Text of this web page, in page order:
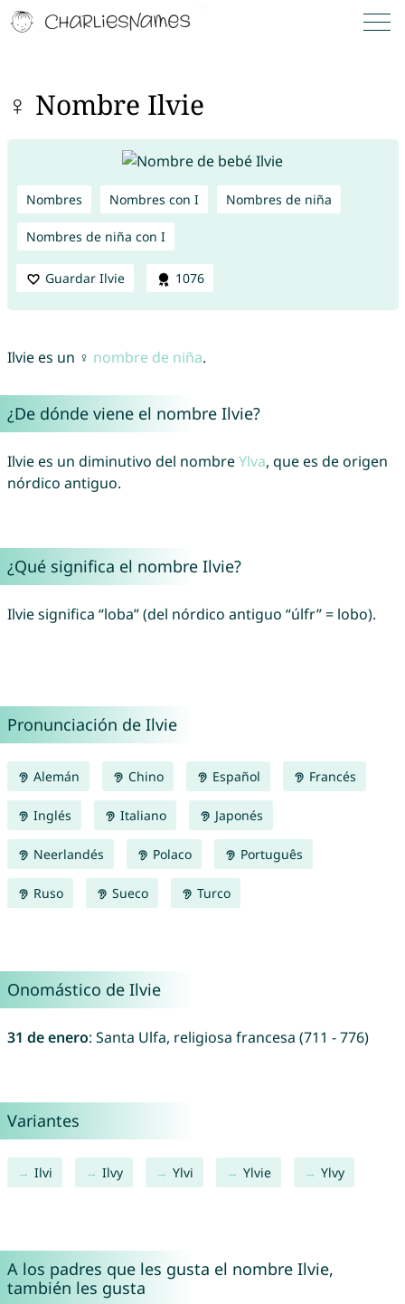
♀ Nombre Ilvie
Nombres Nombres con I Nombres de niña
Nombres de niña con I
Guardar Ilvie 1076
Ilvie es un ♀ nombre de niña.
¿De dónde viene el nombre Ilvie?
Ilvie es un diminutivo del nombreYlva, que es de origen
nórdico antiguo.
¿Qué significa el nombre Ilvie?
Ilvie significa “loba” (del nórdico antiguo “úlfr” = lobo).
Pronunciación de Ilvie
Alemán Chino Español Francés
Inglés Italiano Japonés
Neerlandés Polaco Português
Ruso Sueco Turco
Onomástico de Ilvie
31 de enero: Santa Ulfa, religiosa francesa (711 - 776)
Variantes
Ilvi Ilvy Ylvi Ylvie Ylvy
A los padres que les gusta el nombre Ilvie,
también les gusta